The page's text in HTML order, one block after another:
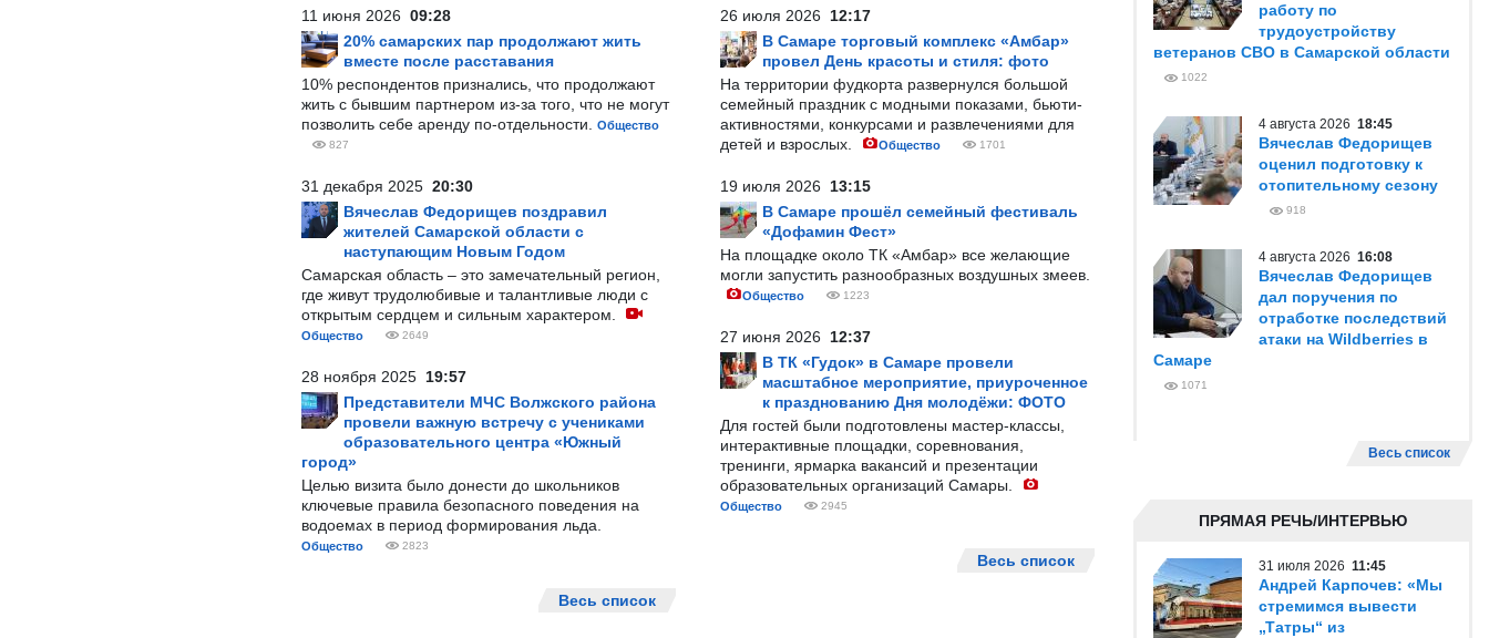
11 июня 2026 09:28
20% самарских пар продолжают жить
вместе после расставания
10% респондентов признались, что продолжают
жить с бывшим партнером из-за того, что не могут
позволить себе аренду по-отдельности.
Общество
827
31 декабря 2025 20:30
Вячеслав Федорищев поздравил
жителей Самарской области с
наступающим Новым Годом
Самарская область – это замечательный регион,
где живут трудолюбивые и талантливые люди с
открытым сердцем и сильным характером.
Общество 2649
28 ноября 2025 19:57
Представители МЧС Волжского района
провели важную встречу с учениками
образовательного центра «Южный
город»
Целью визита было донести до школьников
ключевые правила безопасного поведения на
водоемах в период формирования льда.
Общество 2823
Весь список
26 июля 2026 12:17
В Самаре торговый комплекс «Амбар»
провел День красоты и стиля: фото
На территории фудкорта развернулся большой
семейный праздник с модными показами, бьюти-
активностями, конкурсами и развлечениями для
детей и взрослых.
Общество 1701
19 июля 2026 13:15
В Самаре прошёл семейный фестиваль
«Дофамин Фест»
На площадке около ТК «Амбар» все желающие
могли запустить разнообразных воздушных змеев.
Общество 1223
27 июня 2026 12:37
В ТК «Гудок» в Самаре провели
масштабное мероприятие, приуроченное
к празднованию Дня молодёжи: ФОТО
Для гостей были подготовлены мастер-классы,
интерактивные площадки, соревнования,
тренинги, ярмарка вакансий и презентации
образовательных организаций Самары.
Общество 2945
Весь список
работу по
трудоустройству
ветеранов СВО в Самарской области
1022
4 августа 2026 18:45
Вячеслав Федорищев
оценил подготовку к
отопительному сезону
918
4 августа 2026 16:08
Вячеслав Федорищев
дал поручения по
отработке последствий
атаки на Wildberries в
Самаре
1071
Весь список
ПРЯМАЯ РЕЧЬ/ИНТЕРВЬЮ
31 июля 2026 11:45
Андрей Карпочев: «Мы
стремимся вывести
„Татры“ из